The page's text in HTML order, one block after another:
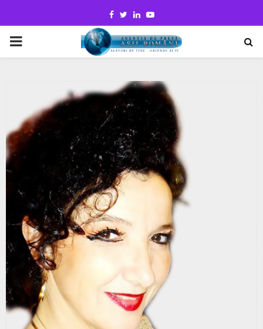
Facebook
TwitterLinkedinYoutube
PRIMARY